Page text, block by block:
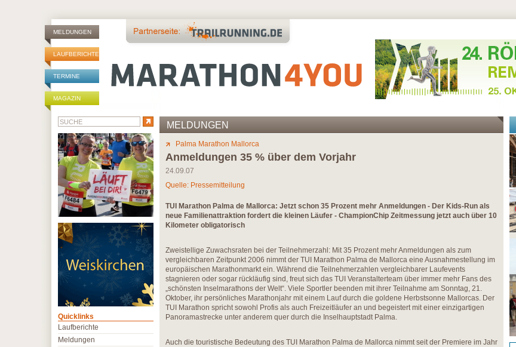
MELDUNGEN
LAUFBERICHTE
TERMINE
MAGAZIN
MELDUNGEN
Palma Marathon Mallorca
Anmeldungen 35 % über dem Vorjahr
24.09.07
Quelle: Pressemitteilung
TUI Marathon Palma de Mallorca: Jetzt schon 35 Prozent mehr Anmeldungen - Der Kids-Run als
neue Familienattraktion fordert die kleinen Läufer - ChampionChip Zeitmessung jetzt auch über 10
Kilometer obligatorisch
Zweistellige Zuwachsraten bei der Teilnehmerzahl: Mit 35 Prozent mehr Anmeldungen als zum
vergleichbaren Zeitpunkt 2006 nimmt der TUI Marathon Palma de Mallorca eine Ausnahmestellung im
europäischen Marathonmarkt ein. Während die Teilnehmerzahlen vergleichbarer Laufevents
stagnieren oder sogar rückläufig sind, freut sich das TUI Veranstalterteam über immer mehr Fans des
„schönsten Inselmarathons der Welt“. Viele Sportler beenden mit ihrer Teilnahme am Sonntag, 21.
Oktober, ihr persönliches Marathonjahr mit einem Lauf durch die goldene Herbstsonne Mallorcas. Der
TUI Marathon spricht sowohl Profis als auch Freizeitläufer an und begeistert mit einer einzigartigen
Panoramastrecke unter anderem quer durch die Inselhauptstadt Palma.
Auch die touristische Bedeutung des TUI Marathon Palma de Mallorca nimmt seit der Premiere im Jahr
Quicklinks
Laufberichte
Meldungen